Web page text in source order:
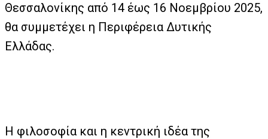
Θεσσαλονίκης από 14 έως 16 Νοεμβρίου 2025,
θα συμμετέχει η Περιφέρεια Δυτικής
Ελλάδας.
Η φιλοσοφία και η κεντρική ιδέα της